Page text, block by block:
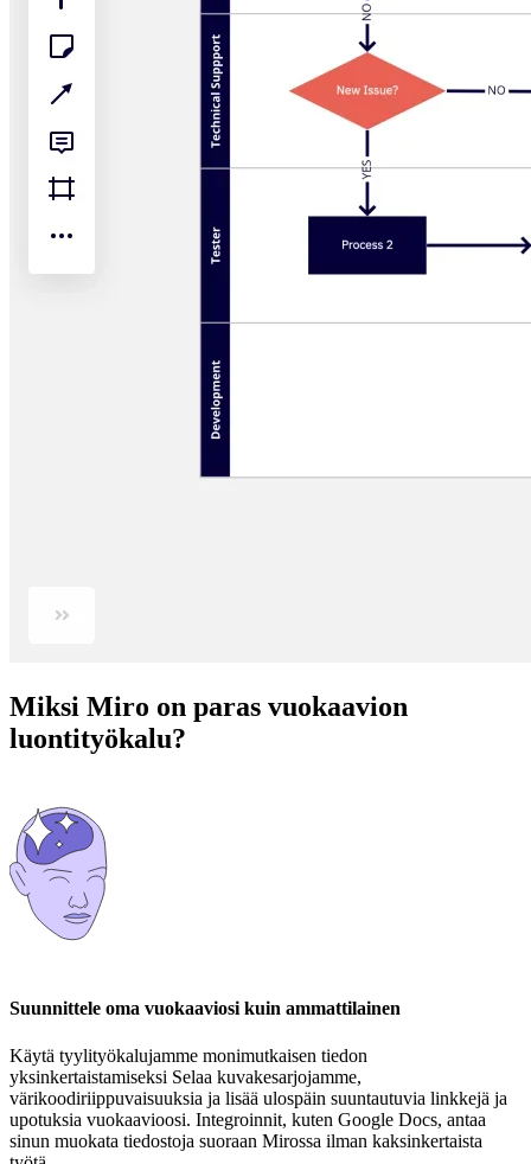
Miksi Miro on paras vuokaavion
luontityökalu?
Suunnittele oma vuokaaviosi kuin ammattilainen
Käytä tyylityökalujamme monimutkaisen tiedon
yksinkertaistamiseksi Selaa kuvakesarjojamme,
värikoodiriippuvaisuuksia ja lisää ulospäin suuntautuvia linkkejä ja
upotuksia vuokaavioosi. Integroinnit, kuten Google Docs, antaa
sinun muokata tiedostoja suoraan Mirossa ilman kaksinkertaista